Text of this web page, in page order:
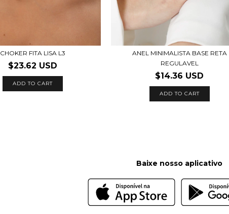
CHOKER FITA LISA L3
$23.62 USD
ADD TO CART
ANEL MINIMALISTA BASE RETA
REGULAVEL
$14.36 USD
ADD TO CART
Baixe nosso aplicativo